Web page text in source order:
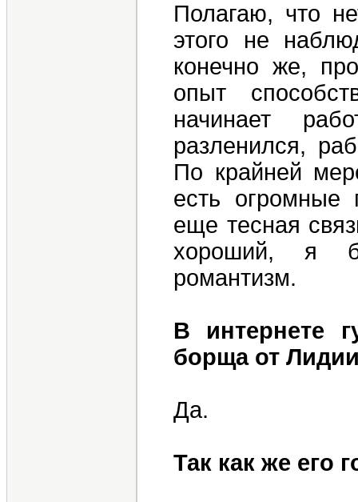
Полагаю, что
этого не
конечно же,
опыт
начинает
разленился,
По крайней
есть огромные
еще тесная
хороший, я
романтизм.
В интернете
борща от
Да.
Так как же его